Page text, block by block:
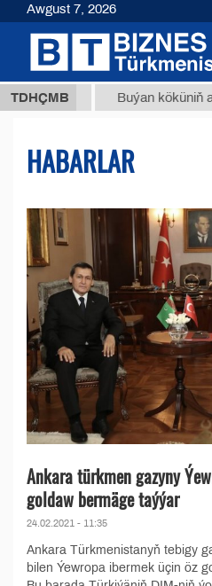
TDHÇMBBuýan köküniň
HABARLAR
Ankara türkmen gazyny
goldaw bermäge taýýar
24.02.2021 - 11:35
Ankara Türkmenistanyň tebigy
bilen Ýewropa ibermek üçin öz
Awgust 7, 2026